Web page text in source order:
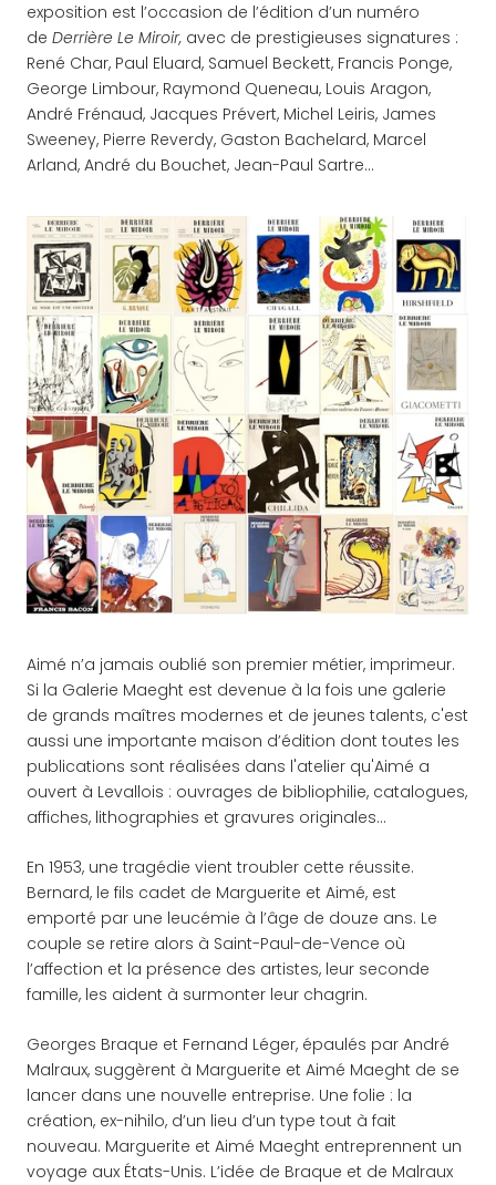
exposition est l’occasion de l’édition d’un numéro
de Derrière Le Miroir, avec de prestigieuses signatures :
René Char, Paul Eluard, Samuel Beckett, Francis Ponge,
George Limbour, Raymond Queneau, Louis Aragon,
André Frénaud, Jacques Prévert, Michel Leiris, James
Sweeney, Pierre Reverdy, Gaston Bachelard, Marcel
Arland, André du Bouchet, Jean-Paul Sartre…
Aimé n’a jamais oublié son premier métier, imprimeur.
Si la Galerie Maeght est devenue à la fois une galerie
de grands maîtres modernes et de jeunes talents, c'est
aussi une importante maison d’édition dont toutes les
publications sont réalisées dans l'atelier qu'Aimé a
ouvert à Levallois : ouvrages de bibliophilie, catalogues,
affiches, lithographies et gravures originales…
En 1953, une tragédie vient troubler cette réussite.
Bernard, le fils cadet de Marguerite et Aimé, est
emporté par une leucémie à l’âge de douze ans. Le
couple se retire alors à Saint-Paul-de-Vence où
l’affection et la présence des artistes, leur seconde
famille, les aident à surmonter leur chagrin.
Georges Braque et Fernand Léger, épaulés par André
Malraux, suggèrent à Marguerite et Aimé Maeght de se
lancer dans une nouvelle entreprise. Une folie : la
création, ex-nihilo, d’un lieu d’un type tout à fait
nouveau. Marguerite et Aimé Maeght entreprennent un
voyage aux États-Unis. L’idée de Braque et de Malraux